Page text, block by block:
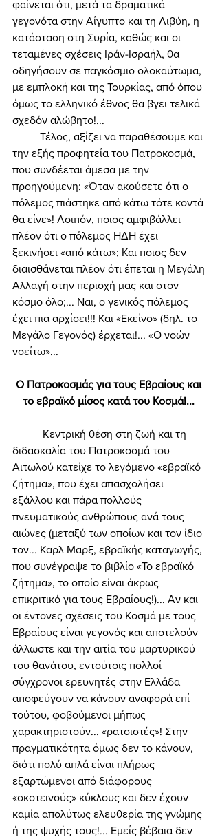
φαίνεται ότι, μετά τα δραματικά
γεγονότα στην Αίγυπτο και τη Λιβύη, η
κατάσταση στη Συρία, καθώς και οι
τεταμένες σχέσεις Ιράν-Ισραήλ, θα
οδηγήσουν σε παγκόσμιο ολοκαύτωμα,
με εμπλοκή και της Τουρκίας, από όπου
όμως το ελληνικό έθνος θα βγει τελικά
σχεδόν αλώβητο!...
την εξής προφητεία του Πατροκοσμά,
που συνδέεται άμεσα με την
προηγούμενη: «Όταν ακούσετε ότι ο
πόλεμος πιάστηκε από κάτω τότε κοντά
θα είνε»! Λοιπόν, ποιος αμφιβάλλει
πλέον ότι ο πόλεμος ΗΔΗ έχει
ξεκινήσει «από κάτω»; Και ποιος δεν
διαισθάνεται πλέον ότι έπεται η Μεγάλη
Αλλαγή στην περιοχή μας και στον
κόσμο όλο;... Ναι, ο γενικός πόλεμος
έχει πια αρχίσει!!! Και «Εκείνο» (δηλ. το
Μεγάλο Γεγονός) έρχεται!... «Ο νοών
νοείτω»...
Ο Πατροκοσμάς για τους Εβραίους και
το εβραϊκό μίσος κατά του Κοσμά!...
διδασκαλία του Πατροκοσμά του
Αιτωλού κατείχε το λεγόμενο «εβραϊκό
ζήτημα», που έχει απασχολήσει
εξάλλου και πάρα πολλούς
πνευματικούς ανθρώπους ανά τους
αιώνες (μεταξύ των οποίων και τον ίδιο
τον... Καρλ Μαρξ, εβραϊκής καταγωγής,
που συνέγραψε το βιβλίο «Το εβραϊκό
ζήτημα», το οποίο είναι άκρως
επικριτικό για τους Εβραίους!)... Αν και
οι έντονες σχέσεις του Κοσμά με τους
Εβραίους είναι γεγονός και αποτελούν
άλλωστε και την αιτία του μαρτυρικού
του θανάτου, εντούτοις πολλοί
σύγχρονοι ερευνητές στην Ελλάδα
αποφεύγουν να κάνουν αναφορά επί
τούτου, φοβούμενοι μήπως
χαρακτηριστούν... «ρατσιστές»! Στην
πραγματικότητα όμως δεν το κάνουν,
διότι πολύ απλά είναι πλήρως
εξαρτώμενοι από διάφορους
«σκοτεινούς» κύκλους και δεν έχουν
καμία απολύτως ελευθερία της γνώμης
ή της ψυχής τους!... Εμείς βέβαια δεν